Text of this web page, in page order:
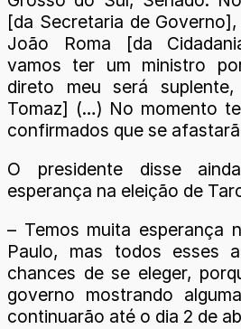
[da Secretaria de
João Roma [da
vamos ter um ministro
direto meu será
Tomaz] (…) No momento
confirmados que se
O presidente disse
esperança na eleição de
– Temos muita esperança
Paulo, mas todos esses
chances de se eleger,
governo mostrando
continuarão até o dia 2 de